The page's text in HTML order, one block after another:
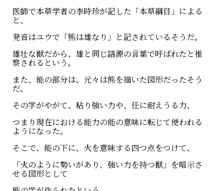
医師で本草学者の李時珍が記した「本草綱目」による
と、
発音はユウで「熊は雄なり」と記されているそうだ。
雄壮な獣だから、雄と同じ語源の言葉で呼ばれたと推
察されるという。
また、能の部分は、元々は熊を描いた図形だったそう
だ。
その字がやがて、粘り強い力や、任に耐えうる力、
つまり現在における能力の能の意味に転じて使われる
ようになった。
そこで、能の下に、火を意味する四つ点をつけて、
「火のように勢いがあり、強い力を持つ獣」を暗示さ
せる図形として